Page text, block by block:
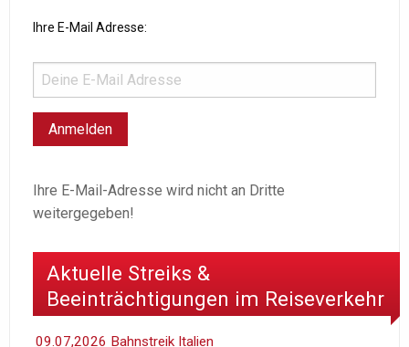
Ihre E-Mail Adresse:
Ihre E-Mail-Adresse wird nicht an Dritte
weitergegeben!
Aktuelle Streiks &
Beeinträchtigungen im Reiseverkehr
09.07,2026 Bahnstreik Italien